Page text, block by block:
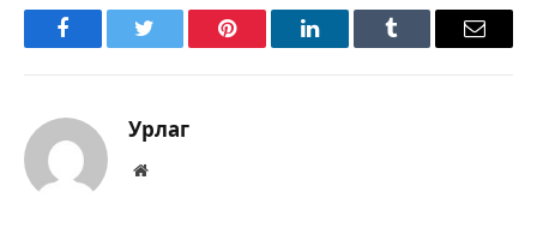
FacebookTwitter Pinterest LinkedInTumblr Имэйл
Урлаг
Вэбсайт